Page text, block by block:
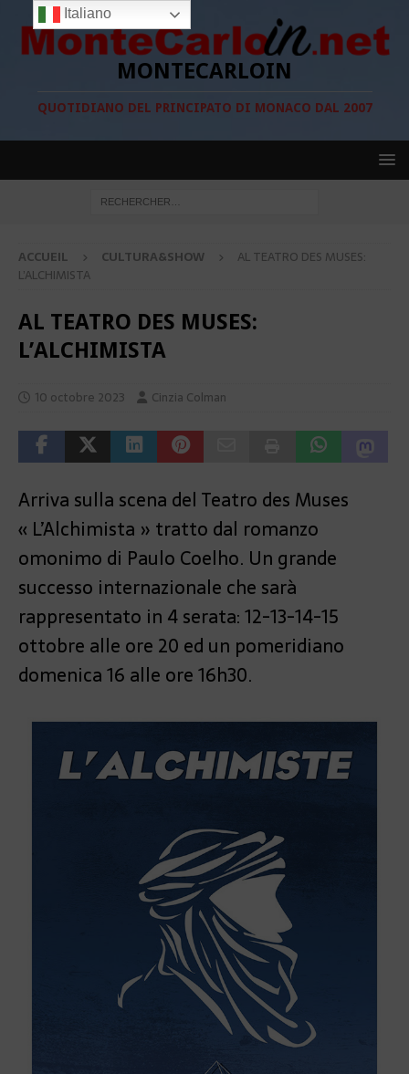
MONTECARLOIN
QUOTIDIANO DEL PRINCIPATO DI MONACO DAL 2007
ACCUEIL CULTURA&SHOW
AL TEATRO DES MUSES:
L’ALCHIMISTA
AL TEATRO DES MUSES:
L’ALCHIMISTA
10 octobre 2023 Cinzia Colman
Arriva sulla scena del Teatro des Muses
« L’Alchimista » tratto dal romanzo
omonimo di Paulo Coelho. Un grande
successo internazionale che sarà
rappresentato in 4 serata: 12-13-14-15
ottobre alle ore 20 ed un pomeridiano
domenica 16 alle ore 16h30.
Italiano